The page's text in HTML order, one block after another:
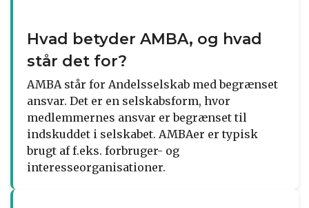
Hvad betyder AMBA, og hvad
står det for?
AMBA står for Andelsselskab med begrænset
ansvar. Det er en selskabsform, hvor
medlemmernes ansvar er begrænset til
indskuddet i selskabet. AMBAer er typisk
brugt af f.eks. forbruger- og
interesseorganisationer.